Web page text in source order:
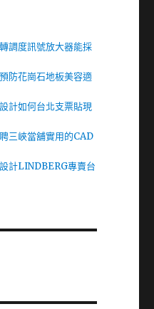
調度訊號放大器能採
防花崗石地板美容適
計如何台北支票貼現
三峽當舖實用的CAD
計LINDBERG專賣台